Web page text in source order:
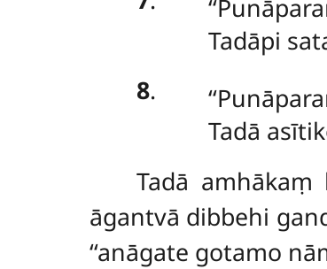
Tadāpi
8.
Tadā
Tadā
āgantvā dibbehi
‘‘anāgate gotamo